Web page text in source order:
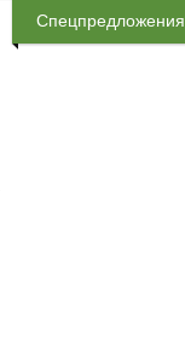
Спецпредложения